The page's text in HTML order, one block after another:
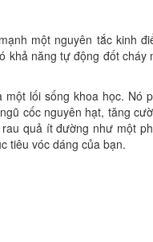
một nguyên tắc kinh
khả năng tự động đốt cháy
lối sống khoa học. Nó
cốc nguyên hạt, tăng
quả ít đường như một
tiêu vóc dáng của bạn.